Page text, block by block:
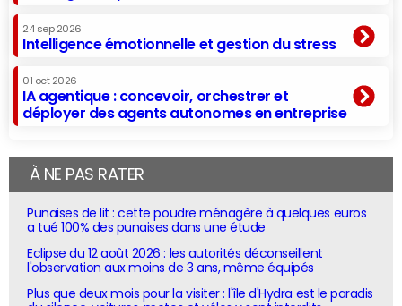
24 sep 2026
Intelligence émotionnelle et gestion du stress
01 oct 2026
IA agentique : concevoir, orchestrer et
déployer des agents autonomes en entreprise
À NE PAS RATER
Punaises de lit : cette poudre ménagère à quelques euros
a tué 100% des punaises dans une étude
Eclipse du 12 août 2026 : les autorités déconseillent
l'observation aux moins de 3 ans, même équipés
Plus que deux mois pour la visiter : l'île d'Hydra est le paradis